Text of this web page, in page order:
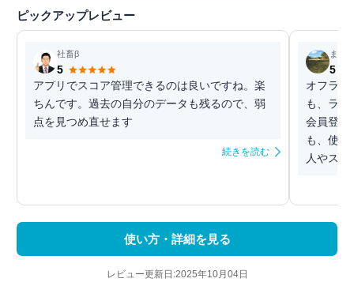
ピックアップレビュー
社畜β
5
アプリでスコア管理できるのは良いですね。楽
ちんです。過去の自分のデータも残るので、弱
点を見つめ直せます
続きを読む
まつ
5
オフライ
も、ラ
会員登録
も、使いやす
人やス
使い方・詳細を見る
レビュー更新日:2025年10月04日